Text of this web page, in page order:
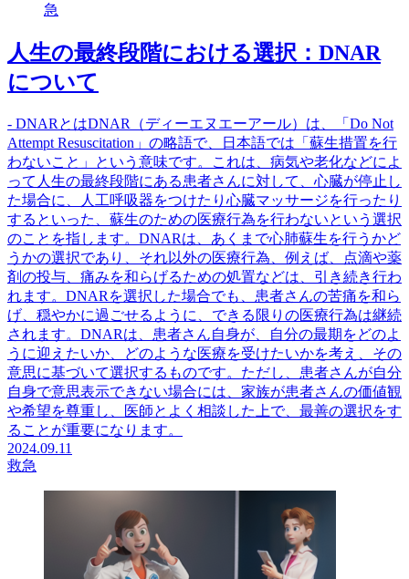
急
人生の最終段階における選択：DNAR
について
- DNARとはDNAR（ディーエヌエーアール）は、「Do Not
Attempt Resuscitation」の略語で、日本語では「蘇生措置を行
わないこと」という意味です。これは、病気や老化などによ
って人生の最終段階にある患者さんに対して、心臓が停止し
た場合に、人工呼吸器をつけたり心臓マッサージを行ったり
するといった、蘇生のための医療行為を行わないという選択
のことを指します。DNARは、あくまで心肺蘇生を行うかど
うかの選択であり、それ以外の医療行為、例えば、点滴や薬
剤の投与、痛みを和らげるための処置などは、引き続き行わ
れます。DNARを選択した場合でも、患者さんの苦痛を和ら
げ、穏やかに過ごせるように、できる限りの医療行為は継続
されます。DNARは、患者さん自身が、自分の最期をどのよ
うに迎えたいか、どのような医療を受けたいかを考え、その
意思に基づいて選択するものです。ただし、患者さんが自分
自身で意思表示できない場合には、家族が患者さんの価値観
や希望を尊重し、医師とよく相談した上で、最善の選択をす
ることが重要になります。
2024.09.11
救急